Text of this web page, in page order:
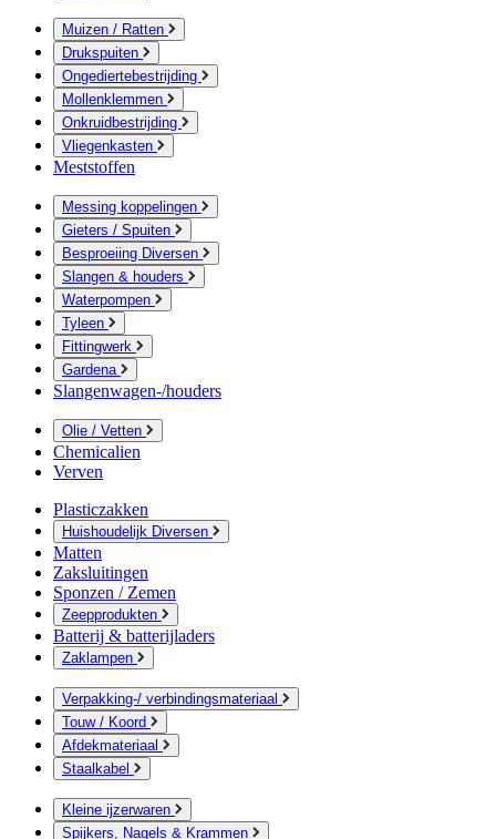
Muizen / Ratten
Drukspuiten
Ongediertebestrijding
Mollenklemmen
Onkruidbestrijding
Vliegenkasten
Meststoffen
Messing koppelingen
Gieters / Spuiten
Besproeiing Diversen
Slangen & houders
Waterpompen
Tyleen
Fittingwerk
Gardena
Slangenwagen-/houders
Olie / Vetten
Chemicalien
Verven
Plasticzakken
Huishoudelijk Diversen
Matten
Zaksluitingen
Sponzen / Zemen
Zeepprodukten
Batterij & batterijladers
Zaklampen
Verpakking-/ verbindingsmateriaal
Touw / Koord
Afdekmateriaal
Staalkabel
Kleine ijzerwaren
Spijkers, Nagels & Krammen